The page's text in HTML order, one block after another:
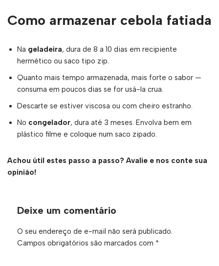
Como armazenar cebola fatiada
Na geladeira, dura de 8 a 10 dias em recipiente
hermético ou saco tipo zip.
Quanto mais tempo armazenada, mais forte o sabor —
consuma em poucos dias se for usá-la crua.
Descarte se estiver viscosa ou com cheiro estranho.
No congelador, dura até 3 meses. Envolva bem em
plástico filme e coloque num saco zipado.
Achou útil estes passo a passo? Avalie e nos conte sua
opinião!
Deixe um comentário
O seu endereço de e-mail não será publicado.
Campos obrigatórios são marcados com *